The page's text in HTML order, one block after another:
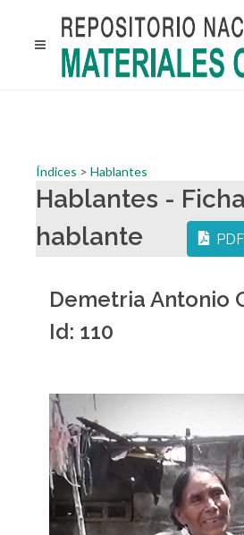
Índices > Hablantes
Hablantes -
hablante
PDF
Demetria Antonio
Id: 110